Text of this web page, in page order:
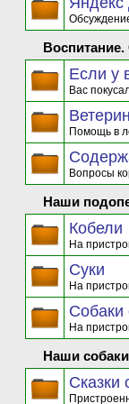
Если у
Вас
Помощь в
Вопросы
Наши
Кобели
На
Суки
На
Собаки
На
Наши
Сказки